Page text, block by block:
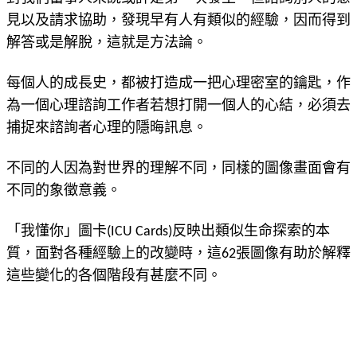
見以及請求協助，發現早有人有類似的經驗，因而得到
解答或是解脫，這就是方法論。
每個人的成長史，都被打造成一把心理密室的鑰匙，作
為一個心理諮詢工作者若想打開一個人的心結，必須去
捕捉來諮詢者心理的隱晦訊息。
不同的人因為對世界的理解不同，同樣的圖像畫面會有
不同的象徵意義。
「我懂你」圖卡(ICU Cards)反映出類似生命探索的本
質，面對各種經驗上的改變時，這62張圖像有助於解釋
這些變化的各個階段有甚麼不同。